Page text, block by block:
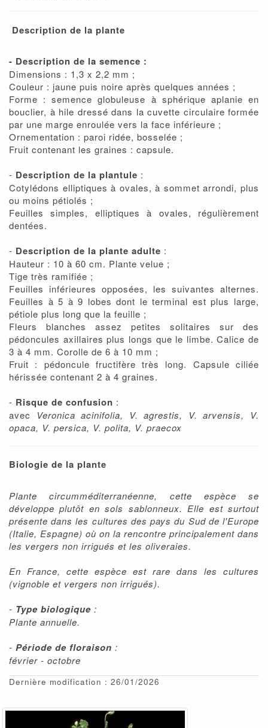
Description de la plante
- Description de la semence :
Dimensions : 1,3 x 2,2 mm ;
Couleur : jaune puis noire après quelques années ;
Forme : semence globuleuse à sphérique aplanie en
bouclier, à hile dressé dans la cuvette circulaire formée
par une marge enroulée vers la face inférieure ;
Ornementation : paroi ridée, bosselée ;
Fruit contenant les graines : capsule.
- Description de la plantule :
Cotylédons elliptiques à ovales, à sommet arrondi, plus
ou moins pétiolés ;
Feuilles simples, elliptiques à ovales, régulièrement
dentées.
- Description de la plante adulte :
Hauteur : 10 à 60 cm. Plante velue ;
Tige très ramifiée ;
Feuilles inférieures opposées, les suivantes alternes.
Feuilles à 5 à 9 lobes dont le terminal est plus large,
pétiole plus long que la feuille ;
Fleurs blanches assez petites solitaires sur des
pédoncules axillaires plus longs que le limbe. Calice de
3 à 4 mm. Corolle de 6 à 10 mm ;
Fruit : pédoncule fructifère très long. Capsule ciliée
hérissée contenant 2 à 4 graines.
- Risque de confusion :
avec
Veronica acinifolia, V. agrestis, V. arvensis, V.
opaca, V. persica, V. polita, V. praecox
Biologie de la plante
Plante circumméditerranéenne, cette espèce se
développe plutôt en sols sablonneux. Elle est surtout
présente dans les cultures des pays du Sud de l'Europe
(Italie, Espagne) où on la rencontre principalement dans
les vergers non irrigués et les oliveraies.
En France, cette espèce est rare dans les cultures
(vignoble et vergers non irrigués).
- Type biologique :
Plante annuelle.
- Période de floraison :
février - octobre
Dernière modification : 26/01/2026